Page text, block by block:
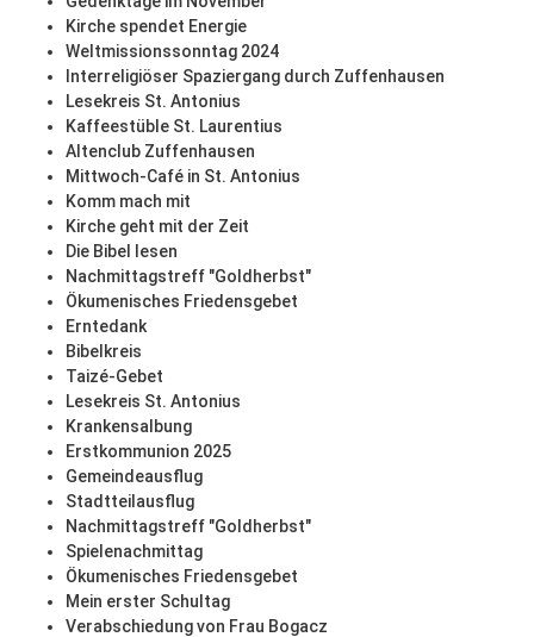
Kirche spendet Energie
Weltmissionssonntag 2024
Interreligiöser Spaziergang durch Zuffenhausen
Lesekreis St. Antonius
Kaffeestüble St. Laurentius
Altenclub Zuffenhausen
Mittwoch-Café in St. Antonius
Komm mach mit
Kirche geht mit der Zeit
Die Bibel lesen
Nachmittagstreff "Goldherbst"
Ökumenisches Friedensgebet
Erntedank
Bibelkreis
Taizé-Gebet
Lesekreis St. Antonius
Krankensalbung
Erstkommunion 2025
Gemeindeausflug
Stadtteilausflug
Nachmittagstreff "Goldherbst"
Spielenachmittag
Ökumenisches Friedensgebet
Mein erster Schultag
Verabschiedung von Frau Bogacz